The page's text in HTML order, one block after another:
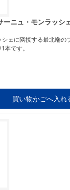
ーニュ・モンラッシ
ェに隣接する最北端の
本です。
買い物かごへ入れ